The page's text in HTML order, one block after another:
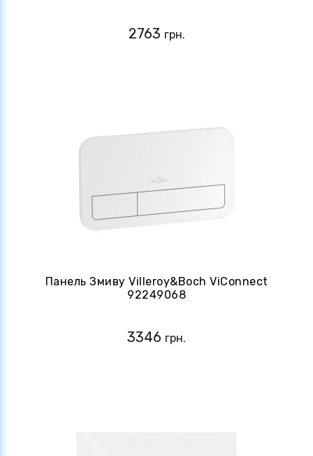
2763 грн.
Панель Змиву Villeroy&Boch ViConnect
92249068
3346 грн.